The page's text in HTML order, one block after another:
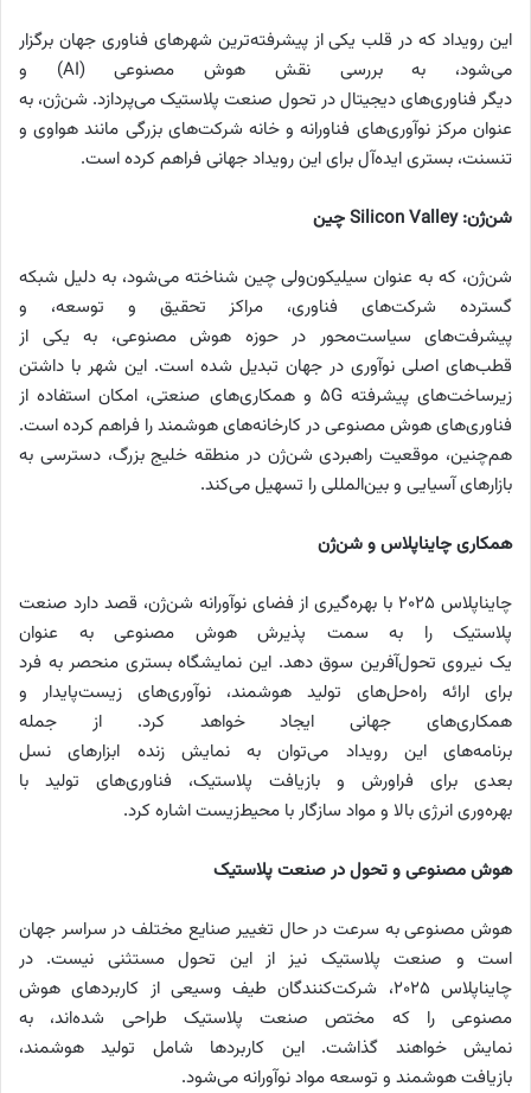
این رویداد که در قلب یکی از پیشرفته‌ترین شهرهای فناوری جهان برگزار
می‌شود، به بررسی نقش هوش مصنوعی (AI) و
دیگر فناوری‌های دیجیتال در تحول صنعت پلاستیک می‌پردازد. شن‌ژن، به
عنوان مرکز نوآوری‌های فناورانه و خانه شرکت‌های بزرگی مانند هواوی و
تنسنت، بستری ایده‌آل برای این رویداد جهانی فراهم کرده است.
شن‌ژن: Silicon Valley چین
شن‌ژن، که به عنوان سیلیکون‌ولی چین شناخته می‌شود، به دلیل شبکه
گسترده شرکت‌های فناوری، مراکز تحقیق و توسعه، و
پیشرفت‌های سیاست‌محور در حوزه هوش مصنوعی، به یکی از
قطب‌های اصلی نوآوری در جهان تبدیل شده است. این شهر با داشتن
زیرساخت‌های پیشرفته ۵G و همکاری‌های صنعتی، امکان استفاده از
فناوری‌های هوش مصنوعی در کارخانه‌های هوشمند را فراهم کرده است.
هم‌چنین، موقعیت راهبردی شن‌ژن در منطقه خلیج بزرگ، دسترسی به
بازارهای آسیایی و بین‌المللی را تسهیل می‌کند.
همکاری چاینا‌پلاس و شن‌ژن
چاینا‌پلاس ۲۰۲۵ با بهره‌گیری از فضای نوآورانه شن‌ژن، قصد دارد صنعت
پلاستیک را به سمت پذیرش هوش مصنوعی به عنوان
یک نیروی تحول‌آفرین سوق دهد. این نمایشگاه بستری منحصر به فرد
برای ارائه راه‌حل‌های تولید هوشمند، نوآوری‌های زیست‌پایدار و
همکاری‌های جهانی ایجاد خواهد کرد. از جمله
برنامه‌های این رویداد می‌توان به نمایش زنده ابزارهای نسل
بعدی برای فراورش و بازیافت پلاستیک، فناوری‌های تولید با
بهره‌وری انرژی بالا و مواد سازگار با محیط‌زیست اشاره کرد.
هوش مصنوعی و تحول در صنعت پلاستیک
هوش مصنوعی به سرعت در حال تغییر صنایع مختلف در سراسر جهان
است و صنعت پلاستیک نیز از این تحول مستثنی نیست. در
چاینا‌پلاس ۲۰۲۵، شرکت‌کنندگان طیف وسیعی از کاربردهای هوش
مصنوعی را که مختص صنعت پلاستیک طراحی شده‌اند، به
نمایش خواهند گذاشت. این کاربردها شامل تولید هوشمند،
بازیافت هوشمند و توسعه مواد نوآورانه می‌شود.